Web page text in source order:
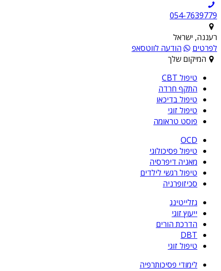
054-7639779
רעננה, ישראל
לפרטים
הודעה לווטסאפ
המיקום שלך
טיפול CBT
התקף חרדה
טיפול בדיכאו
טיפול זוגי
פוסט טראומה
OCD
טיפול פסיכולוגי
מאניה דיפרסיה
טיפול רגשי לילדים
סכיזופרניה
גזלייטינג
ייעוץ זוגי
הדרכת הורים
DBT
טיפול זוגי
לימודי פסיכותרפיה